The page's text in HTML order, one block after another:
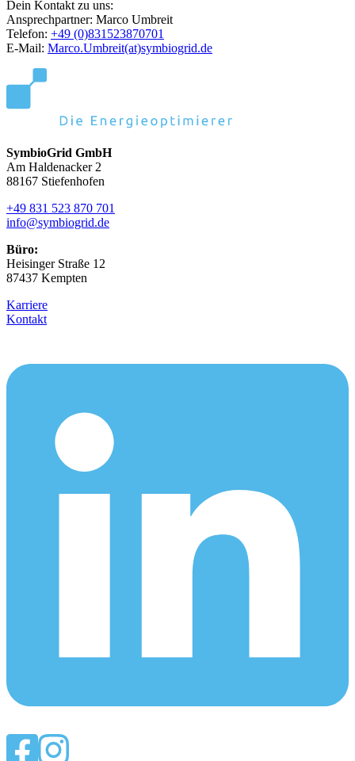
Dein Kontakt zu uns:
Ansprechpartner: Marco Umbreit
Telefon: +49 (0)831523870701
E-Mail: Marco.Umbreit(at)symbiogrid.de
SymbioGrid GmbH
Am Haldenacker 2
88167 Stiefenhofen
+49 831 523 870 701
info@symbiogrid.de
Büro:
Heisinger Straße 12
87437 Kempten
Karriere
Kontakt